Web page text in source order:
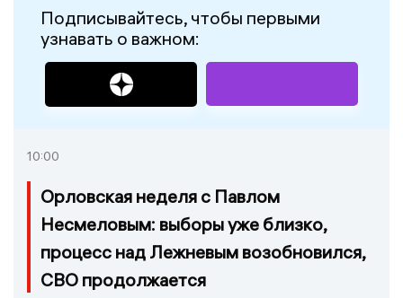
Подписывайтесь, чтобы первыми
узнавать о важном:
10:00
Орловская неделя с Павлом
Несмеловым: выборы уже близко,
процесс над Лежневым возобновился,
СВО продолжается